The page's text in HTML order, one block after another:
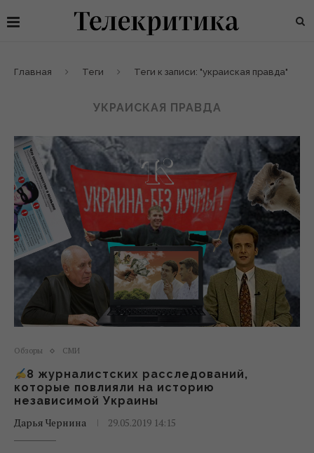
Главная Теги Теги к записи: "украиская правда"
УКРАИСКАЯ ПРАВДА
Обзоры СМИ
8 журналистских расследований,
которые повлияли на историю
независимой Украины
Дарья Чернина
29.05.2019 14:15